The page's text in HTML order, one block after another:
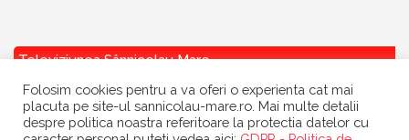
Televiziunea Sânnicolau Mare
Folosim cookies pentru a va oferi o experienta cat mai
placuta pe site-ul sannicolau-mare.ro. Mai multe detalii
despre politica noastra referitoare la protectia datelor cu